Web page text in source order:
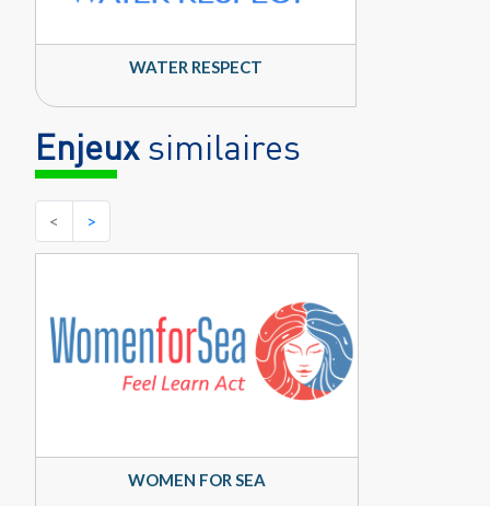
WATER RESPECT
Enjeuxsimilaires
< >
WOMEN FOR SEA